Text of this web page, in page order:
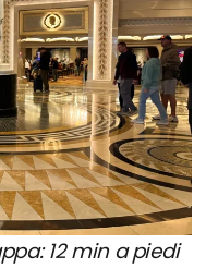
12 min a piedi